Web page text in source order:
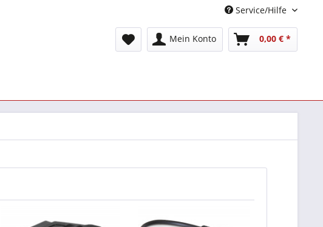
Service/Hilfe
Mein Konto 0,00 € *